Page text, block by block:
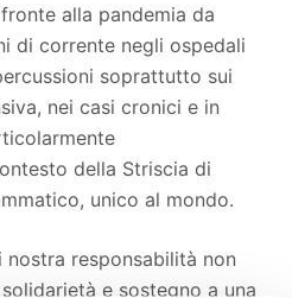
alla pandemia da
di corrente negli ospedali
soprattutto sui
nei casi cronici e in
della Striscia di
unico al mondo.
nostra responsabilità non
e sostegno a una